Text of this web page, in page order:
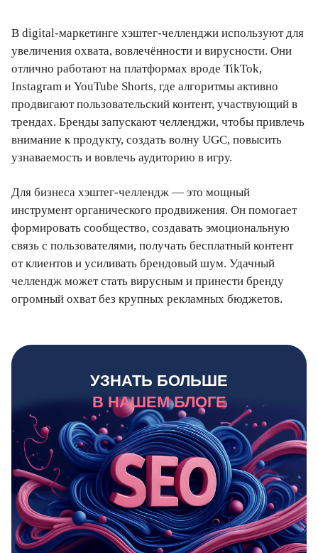
В digital-маркетинге хэштег-челленджи используют для
увеличения охвата, вовлечённости и вирусности. Они
отлично работают на платформах вроде TikTok,
Instagram и YouTube Shorts, где алгоритмы активно
продвигают пользовательский контент, участвующий в
трендах. Бренды запускают челленджи, чтобы привлечь
внимание к продукту, создать волну UGC, повысить
узнаваемость и вовлечь аудиторию в игру.
Для бизнеса хэштег-челлендж — это мощный
инструмент органического продвижения. Он помогает
формировать сообщество, создавать эмоциональную
связь с пользователями, получать бесплатный контент
от клиентов и усиливать брендовый шум. Удачный
челлендж может стать вирусным и принести бренду
огромный охват без крупных рекламных бюджетов.
УЗНАТЬ БОЛЬШЕ
В НАШЕМ БЛОГЕ